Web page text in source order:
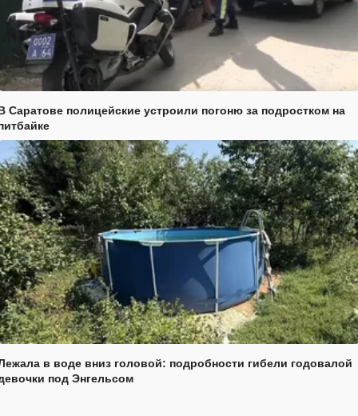
Саратове полицейские устроили погоню за подростком на
в воде вниз головой: подробности гибели годовалой
под Энгельсом